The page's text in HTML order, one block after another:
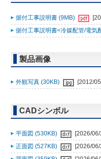
据付工事説明書 (9MB)
据付工事説明書<冷媒配管/電気
製品画像
外観写真 (30KB) [2012/
CADシンボル
平面図 (530KB)
[2026/06/
正面図 (527KB)
[2026/06/